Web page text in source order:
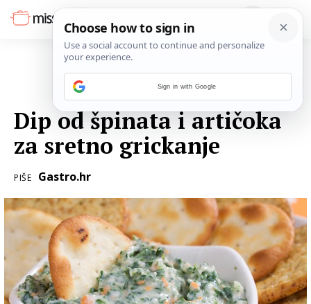
Dip od špinata i artičoka
za sretno grickanje
PIŠE Gastro.hr
Sign in with Google